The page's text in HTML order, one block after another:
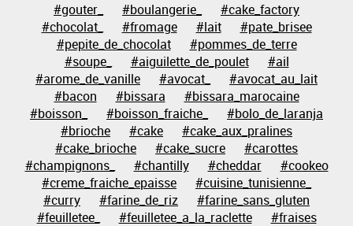
#gouter_ #boulangerie_
#cake_factory
#chocolat_
#fromage #lait
#pate_brisee
#pepite_de_chocolat
#pommes_de_terre
#soupe_
#aiguilette_de_poulet
#ail
#arome_de_vanille
#avocat_
#avocat_au_lait
#bacon
#bissara
#bissara_marocaine
#boisson_
#boisson_fraiche_
#bolo_de_laranja
#brioche
#cake
#cake_aux_pralines
#cake_brioche
#cake_sucre
#carottes
#champignons_
#chantilly #cheddar
#cookeo
#creme_fraiche_epaisse
#cuisine_tunisienne_
#curry
#farine_de_riz
#farine_sans_gluten
#feuilletee_
#feuilletee_a_la_raclette
#fraises